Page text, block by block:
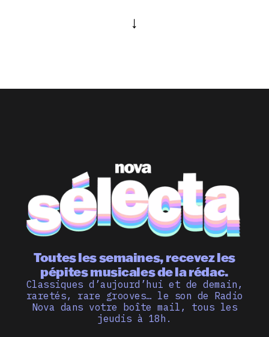
Toutes les semaines, recevez les
pépites musicales de la rédac.
Classiques d’aujourd’hui et de demain,
raretés, rare grooves… le son de Radio
Nova dans votre boîte mail, tous les
jeudis à 18h.